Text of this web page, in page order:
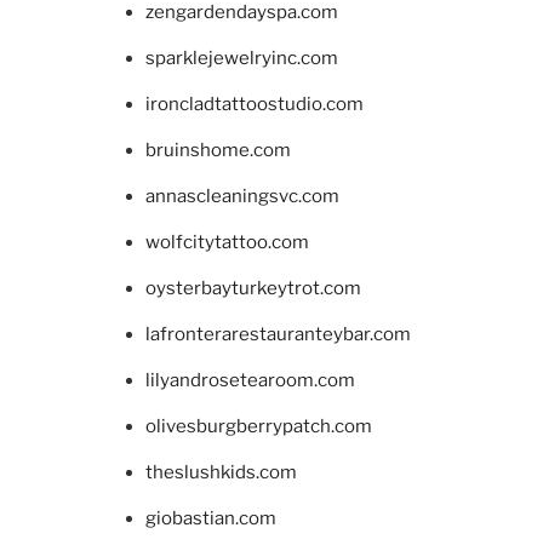
zengardendayspa.com
sparklejewelryinc.com
ironcladtattoostudio.com
bruinshome.com
annascleaningsvc.com
wolfcitytattoo.com
oysterbayturkeytrot.com
lafronterarestauranteybar.com
lilyandrosetearoom.com
olivesburgberrypatch.com
theslushkids.com
giobastian.com